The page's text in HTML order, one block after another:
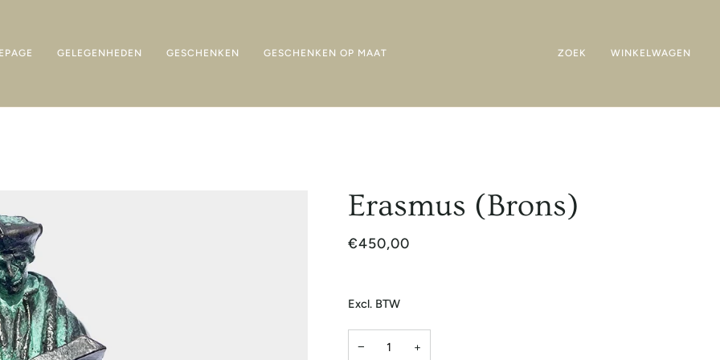
GELEGENHEDEN GESCHENKEN GESCHENKEN OP MAAT ZOEK WINKELWAGEN
Erasmus (Brons)
€450,00
Excl. BTW
− +